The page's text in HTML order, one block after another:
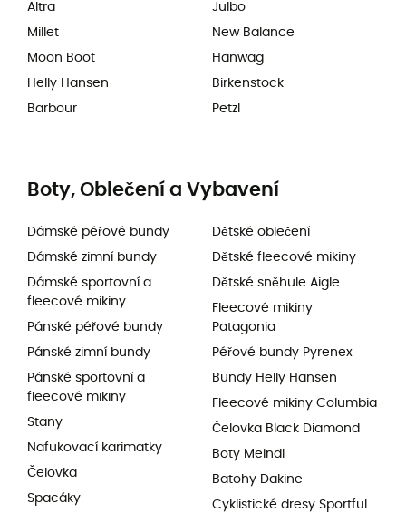
Altra
Millet
Moon Boot
Helly Hansen
Barbour
Julbo
New Balance
Hanwag
Birkenstock
Petzl
Boty, Oblečení a Vybavení
Dámské péřové bundy
Dámské zimní bundy
Dámské sportovní a
fleecové mikiny
Pánské péřové bundy
Pánské zimní bundy
Pánské sportovní a
fleecové mikiny
Stany
Nafukovací karimatky
Čelovka
Spacáky
Dětské oblečení
Dětské fleecové mikiny
Dětské sněhule Aigle
Fleecové mikiny
Patagonia
Péřové bundy Pyrenex
Bundy Helly Hansen
Fleecové mikiny Columbia
Čelovka Black Diamond
Boty Meindl
Batohy Dakine
Cyklistické dresy Sportful